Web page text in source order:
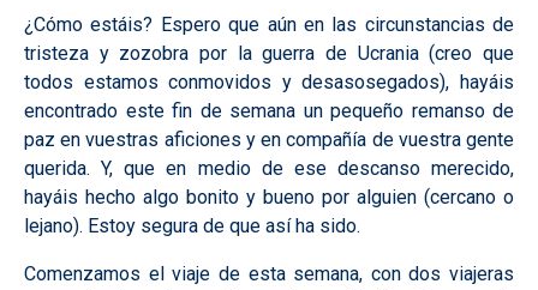
¿Cómo estáis? Espero que aún en las circunstancias de
tristeza y zozobra por la guerra de Ucrania (creo que
todos estamos conmovidos y desasosegados), hayáis
encontrado este fin de semana un pequeño remanso de
paz en vuestras aficiones y en compañía de vuestra gente
querida. Y, que en medio de ese descanso merecido,
hayáis hecho algo bonito y bueno por alguien (cercano o
lejano). Estoy segura de que así ha sido.
Comenzamos el viaje de esta semana, con dos viajeras